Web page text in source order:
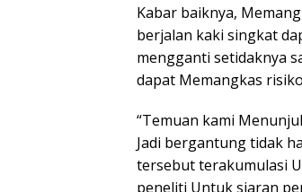
Kabar baiknya,
berjalan kaki singkat
mengganti setidaknya
dapat Memangkas
“Temuan kami
Jadi bergantung tidak
tersebut terakumulasi
peneliti Untuk siaran